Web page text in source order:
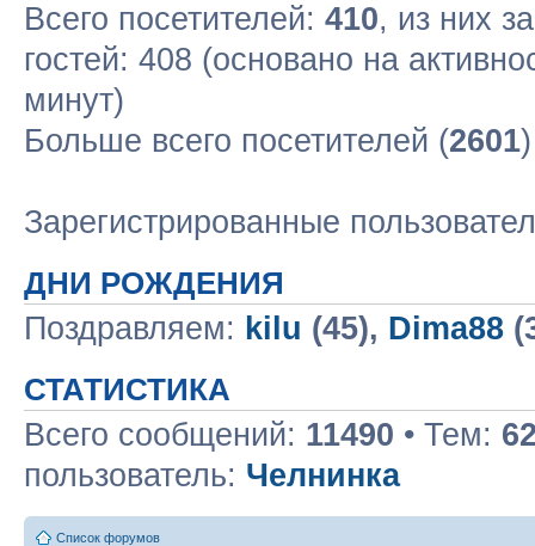
Всего посетителей: 410, из них
гостей: 408 (основано на
минут)
Больше всего посетителей (2601
Зарегистрированные
ДНИ РОЖДЕНИЯ
Поздравляем: kilu (45), Dima88
СТАТИСТИКА
Всего сообщений: 11490 • Тем:
пользователь: Челнинка
Список форумов